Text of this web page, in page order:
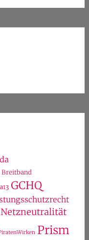
Breitband
GCHQ
Netzneutralität
Prism